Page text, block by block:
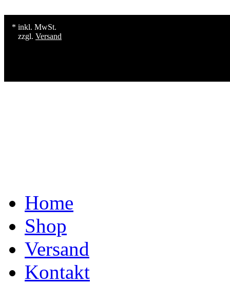
* inkl. MwSt.
zzgl. Versand
Home
Shop
Versand
Kontakt